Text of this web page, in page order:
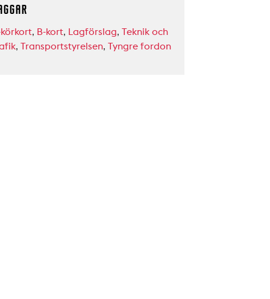
, B-kort, Lagförslag, Teknik och
, Transportstyrelsen, Tyngre fordon